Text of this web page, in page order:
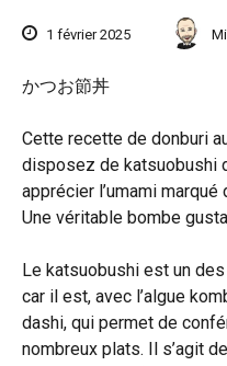
1 février 2025
かつお節丼
Cette recette de donburi
disposez de katsuobushi
apprécier l’umami
Une véritable bombe
Le katsuobushi est un
car il est, avec l’algue
dashi, qui permet de
nombreux plats. Il s’agit